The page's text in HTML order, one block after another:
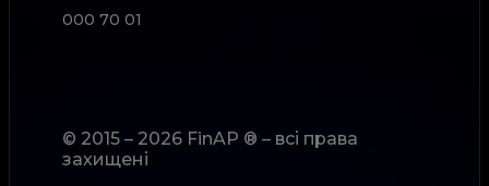
000 70 01
© 2015 – 2026 FinAP ® – всі права
захищені